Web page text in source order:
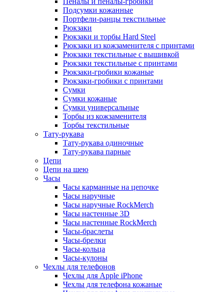
Подсумки кожанные
Портфели-ранцы текстильные
Рюкзаки
Рюкзаки и торбы Hard Steel
Рюкзаки из кожзаменителя с принтами
Рюкзаки текстильные с вышивкой
Рюкзаки текстильные с принтами
Рюкзаки-гробики кожаные
Рюкзаки-гробики с принтами
Сумки
Сумки кожаные
Сумки универсальные
Торбы из кожзаменителя
Торбы текстильные
Тату-рукава
Тату-рукава одиночные
Тату-рукава парные
Цепи
Цепи на шею
Часы
Часы карманные на цепочке
Часы наручные
Часы наручные RockMerch
Часы настенные 3D
Часы настенные RockMerch
Часы-браслеты
Часы-брелки
Часы-кольца
Часы-кулоны
Чехлы для телефонов
Чехлы для Apple iPhone
Чехлы для телефона кожаные